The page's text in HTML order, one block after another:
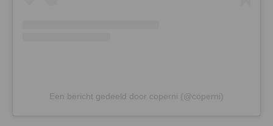
Een bericht gedeeld door coperni (@coperni)